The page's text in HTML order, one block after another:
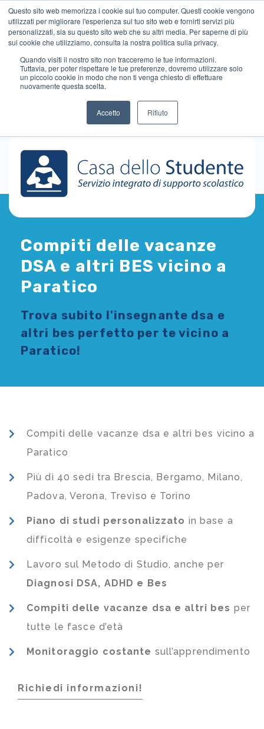
Questo sito web memorizza i cookie sul tuo computer. Questi cookie vengono
utilizzati per migliorare l'esperienza sul tuo sito web e fornirti servizi più
personalizzati, sia su questo sito web che su altri media. Per saperne di più
sui cookie che utilizziamo, consulta la nostra politica sulla privacy.
Quando visiti il ​​nostro sito non tracceremo le tue informazioni.
Tuttavia, per poter rispettare le tue preferenze, dovremo utilizzare solo
un piccolo cookie in modo che non ti venga chiesto di effettuare
nuovamente questa scelta.
Accetto Rifiuto
Compiti delle vacanze
DSA e altri BES vicino a
Paratico
Trova subito l'insegnante dsa e
altri bes perfetto per te vicino a
Paratico!
Compiti delle vacanze dsa e altri bes vicino a
Paratico
Più di 40 sedi tra Brescia, Bergamo, Milano,
Padova, Verona, Treviso e Torino
Piano di studi personalizzato in base a
difficoltà e esigenze specifiche
Lavoro sul Metodo di Studio, anche per
Diagnosi DSA, ADHD e Bes
Compiti delle vacanze dsa e altri bes per
tutte le fasce d’età
Monitoraggio costante sull’apprendimento
Richiedi informazioni!